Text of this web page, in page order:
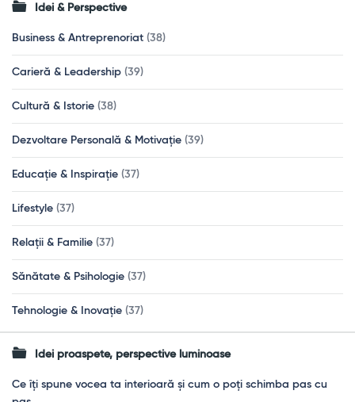
Idei & Perspective
Business & Antreprenoriat (38)
Carieră & Leadership (39)
Cultură & Istorie (38)
Dezvoltare Personală & Motivație (39)
Educație & Inspirație (37)
Lifestyle (37)
Relații & Familie (37)
Sănătate & Psihologie (37)
Tehnologie & Inovație (37)
Idei proaspete, perspective luminoase
Ce îți spune vocea ta interioară și cum o poți schimba pas cu